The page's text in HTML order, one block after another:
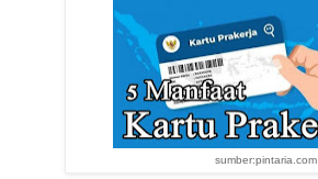
sumber:pintaria.com